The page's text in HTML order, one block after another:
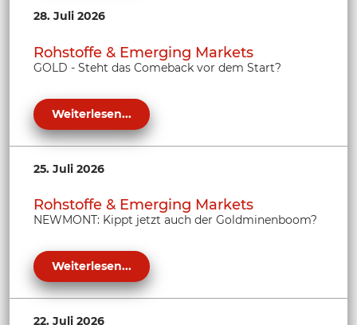
28. Juli 2026
Rohstoffe & Emerging Markets
GOLD - Steht das Comeback vor dem Start?
Weiterlesen...
25. Juli 2026
Rohstoffe & Emerging Markets
NEWMONT: Kippt jetzt auch der Goldminenboom?
Weiterlesen...
22. Juli 2026